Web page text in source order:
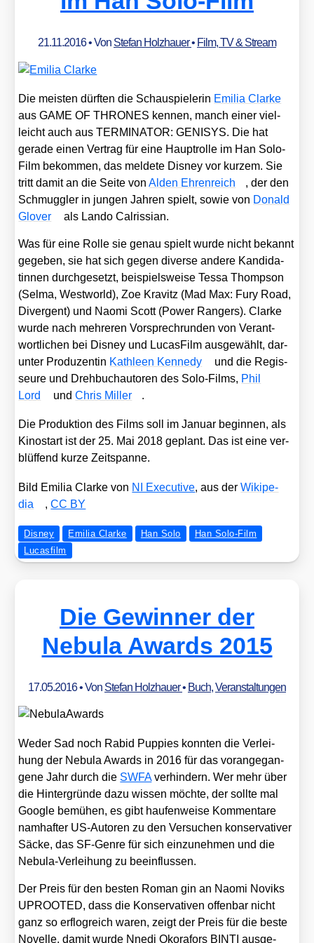
anders21.11.2016• Von Stefan Holzhauer• Film, TV & Stream
Die meis­ten dürf­ten die Schau­spie­le­rin Emi­lia Clar­ke
aus GAME OF THRONES ken­nen, manch einer viel­
leicht auch aus TERMINATOR: GENISYS. Die hat
gera­de einen Ver­trag für eine Haupt­rol­le im Han Solo-
Film bekom­men, das mel­de­te Dis­ney vor kur­zem. Sie
tritt damit an die Sei­te vonAlden Ehren­reich
, der den
Schmugg­ler in jun­gen Jah­ren spielt, sowie von Donald
Glover
als Lan­do Cal­ris­si­an.
Was für eine Rol­le sie genau spielt wur­de nicht bekannt
gege­ben, sie hat sich gegen diver­se ande­re Kan­di­da­
tin­nen durch­ge­setzt, bei­spiels­wei­se Tes­sa Thomp­son
(Sel­ma, West­world), Zoe Kra­vitz (Mad Max: Fury Road,
Diver­gent) und Nao­mi Scott (Power Ran­gers). Clar­ke
wur­de nach meh­re­ren Vor­sprech­run­den von Ver­ant­
wort­li­chen bei Dis­ney und Lucas­Film aus­ge­wählt, dar­
un­ter Pro­du­zen­tin Kath­le­en Ken­ne­dy
und die Regis­
seu­re und Dreh­buch­au­to­ren des Solo-Films, Phil
Lord
undChris Mil­ler .
Die Pro­duk­ti­on des Films soll im Janu­ar begin­nen, als
Kino­start ist der 25. Mai 2018 geplant. Das ist eine ver­
blüf­fend kur­ze Zeit­span­ne.
Bild Emi­lia Clar­ke von NI Exe­cu­ti­ve, aus derWiki­pe­
dia
,CC BY
Disney Emilia Clarke Han Solo
Han Solo-Film
Lucasfilm
Die Gewinner der
Nebula Awards 2015
17.05.2016• Von Stefan Holzhauer• Buch,Veranstaltungen
Weder Sad noch Rabid Pup­pies konn­ten die Ver­lei­
hung der Nebu­la Awards in 2016 für das vor­an­ge­gan­
ge­ne Jahr durch die SWFAver­hin­dern. Wer mehr über
die Hin­ter­grün­de dazu wis­sen möch­te, der soll­te mal
Goog­le bemü­hen, es gibt hau­fen­wei­se Kom­men­ta­re
nam­haf­ter US-Autoren zu den Ver­su­chen kon­ser­va­ti­ver
Säcke, das SF-Gen­re für sich ein­zu­neh­men und die
Nebu­la-Ver­lei­hung zu beein­flus­sen.
Der Preis für den bes­ten Roman gin an Nao­mi Noviks
UPROOTED, dass die Kon­ser­va­ti­ven offen­bar nicht
ganz so erflogreich waren, zeigt der Preis für die bes­te
Novel­le, damit wur­de Nne­di Oko­ra­fors BINTI aus­ge­